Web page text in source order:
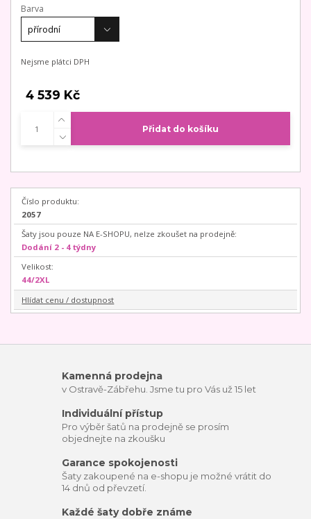
Barva
Nejsme plátci DPH
4 539 Kč
Přidat do košíku
Číslo produktu:
2057
Šaty jsou pouze NA E-SHOPU, nelze zkoušet na prodejně:
Dodání 2 - 4 týdny
Velikost:
44/2XL
Hlídat cenu / dostupnost
Kamenná prodejna
v Ostravě-Zábřehu. Jsme tu pro Vás už 15 let
Individuální přístup
Pro výběr šatů na prodejně se prosím
objednejte na zkoušku
Garance spokojenosti
Šaty zakoupené na e-shopu je možné vrátit do
14 dnů od převzetí.
Každé šaty dobře známe